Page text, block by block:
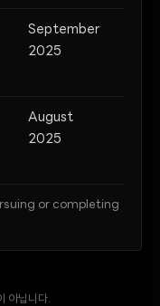
September
2025
August
2025
or completing
아닙니다.